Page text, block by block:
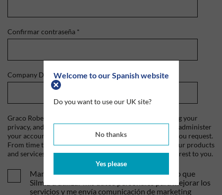
Welcome to our Spanish website
Do you want to use our UK site?
No thanks
Yes please
Confirmar contraseña *
Company Domain*
Graco Roberts is committed to protecting and respecting your
privacy, and we'll only use your personal information to administer
your account and to provide the products and services you request.
From time to time, we would like to contact you about our products
and services, as well as other content that may be of interest to you.
Mandame tus ofertas y novedades. Entiendo que
Silmid a utilizar mis datos personales para mejorar los
servicios y me envía comunicación de marketing